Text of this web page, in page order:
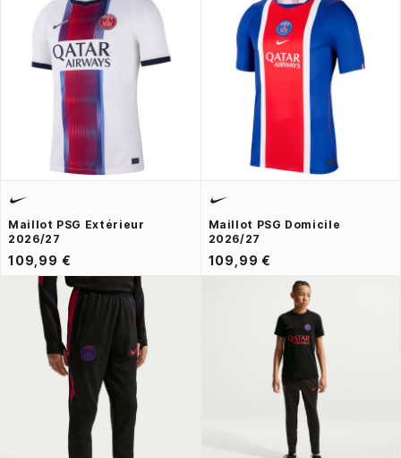
Maillot PSG Extérieur
2026/27
109,99 €
Maillot PSG Domicile
2026/27
109,99 €